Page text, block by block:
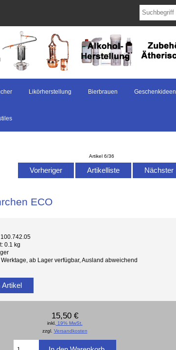
Likörherstellung Bierbrauen Geschenkideen
Artikel 6/36
Vorheriger Artikelliste Nächster
ECO
0.1 kg
ab Lager verfügbar, Ausland abweichend
Artikel
15,50 €
inkl.
19% MwSt.
zzgl. Versandkosten